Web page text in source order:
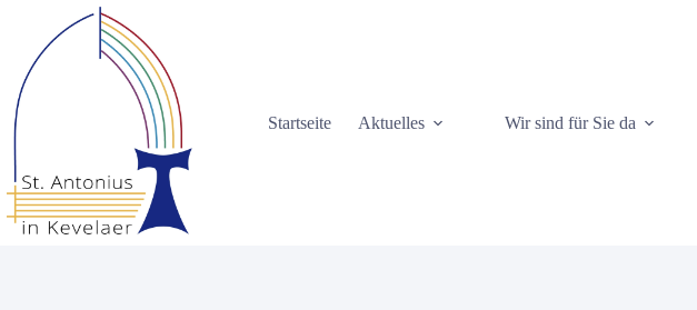
springen
Startseite Aktuelles Wir sind für Sie da